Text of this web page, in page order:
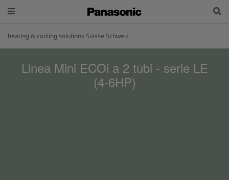
heating & cooling solutions Suisse Schweiz
Linea Mini ECOi a 2 tubi - serie LE
(4-6HP)